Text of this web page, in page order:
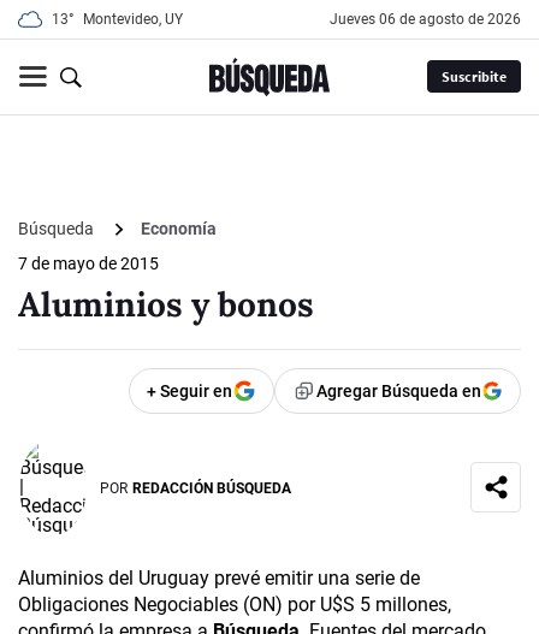
13° Montevideo, UY jueves 06 de agosto de 2026
Suscribite
Búsqueda
Economía
7 de mayo de 2015
Aluminios y bonos
+ Seguir en Agregar Búsqueda en
POR REDACCIÓN BÚSQUEDA
Aluminios del Uruguay prevé emitir una serie de
Obligaciones Negociables (ON) por U$S 5 millones,